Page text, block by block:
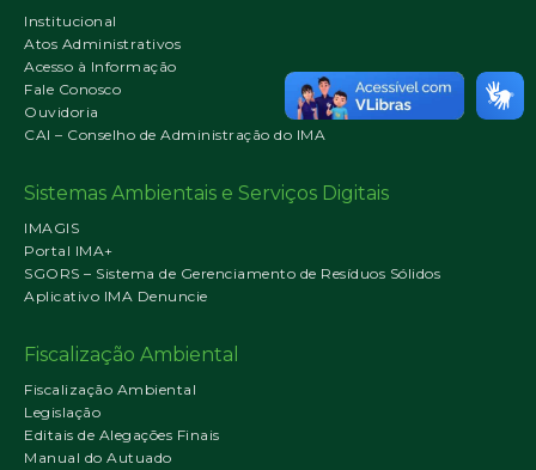
Institucional
Atos Administrativos
Acesso à Informação
Fale Conosco
Ouvidoria
CAI – Conselho de Administração do IMA
Sistemas Ambientais e Serviços Digitais
IMAGIS
Portal IMA+
SGORS – Sistema de Gerenciamento de Resíduos Sólidos
Aplicativo IMA Denuncie
Fiscalização Ambiental
Fiscalização Ambiental
Legislação
Editais de Alegações Finais
Manual do Autuado